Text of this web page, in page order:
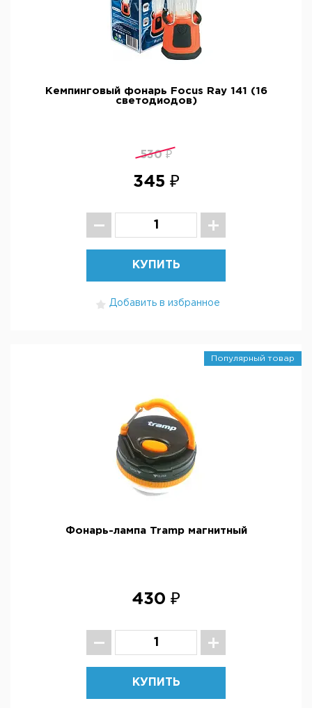
Кемпинговый фонарь Focus Ray 141 (16
светодиодов)
530 ₽
345 ₽
КУПИТЬ
Добавить в избранное
Популярный товар
Фонарь-лампа Tramp магнитный
430 ₽
КУПИТЬ